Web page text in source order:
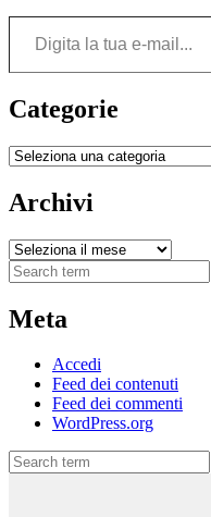
Digita la tua e-mail...
Categorie
Categorie
Archivi
Archivi
Meta
Accedi
Feed dei contenuti
Feed dei commenti
WordPress.org